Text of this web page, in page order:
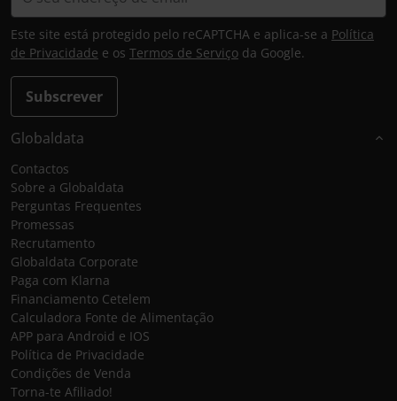
Subscrever
Este site está protegido pelo reCAPTCHA e aplica-se a Política
de Privacidade e os Termos de Serviço da Google.
Globaldata
Contactos
Sobre a Globaldata
Perguntas Frequentes
Promessas
Recrutamento
Globaldata Corporate
Paga com Klarna
Financiamento Cetelem
Calculadora Fonte de Alimentação
APP para Android e IOS
Política de Privacidade
Condições de Venda
Torna-te Afiliado!